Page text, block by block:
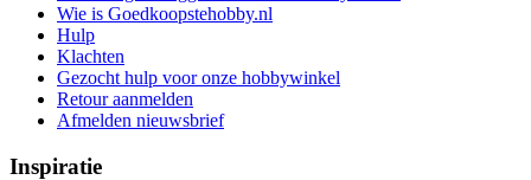
Wie is Goedkoopstehobby.nl
Hulp
Klachten
Gezocht hulp voor onze hobbywinkel
Retour aanmelden
Afmelden nieuwsbrief
Inspiratie